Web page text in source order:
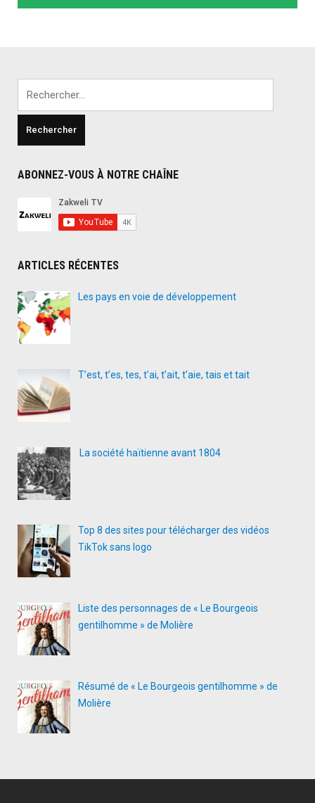
ABONNEZ-VOUS À NOTRE CHAÎNE
ARTICLES RÉCENTES
Les pays en voie de développement
T’est, t’es, tes, t’ai, t’ait, t’aie, tais et tait
La société haïtienne avant 1804
Top 8 des sites pour télécharger des vidéos
TikTok sans logo
Liste des personnages de « Le Bourgeois
gentilhomme » de Molière
Résumé de « Le Bourgeois gentilhomme » de
Molière